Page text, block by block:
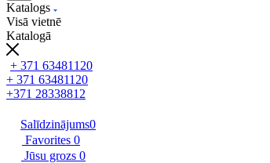
Katalogs
Visā vietnē
Katalogā
+ 371 63481120
+ 371 63481120
+371 28338812
Salīdzinājums0
Favorites 0
Jūsu grozs 0